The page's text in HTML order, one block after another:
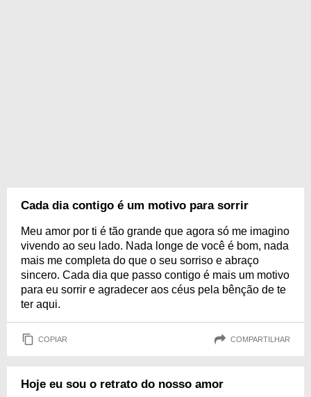
Cada dia contigo é um motivo para sorrir
Meu amor por ti é tão grande que agora só me imagino
vivendo ao seu lado. Nada longe de você é bom, nada
mais me completa do que o seu sorriso e abraço
sincero. Cada dia que passo contigo é mais um motivo
para eu sorrir e agradecer aos céus pela bênção de te
ter aqui.
COPIAR COMPARTILHAR
Hoje eu sou o retrato do nosso amor